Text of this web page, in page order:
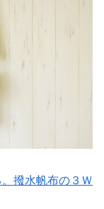
撥水帆布の３Ｗ